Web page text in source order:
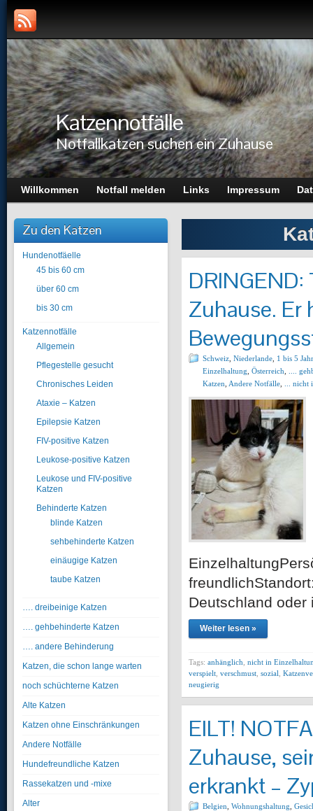
Katzennotfälle
Notfallkatzen suchen ein Zuhause
Willkommen Notfall melden Links Impressum
Zu den Katzen
Hundenotfäelle
45 bis 60 cm
über 60 cm
bis 30 cm
Katzennotfälle
Allgemein
Pflegestelle gesucht
Chronisches Leiden
Ataxie – Katzen
Epilepsie Katzen
FIV-positive Katzen
Leukose-positive Katzen
Leukose und FIV-positive
Katzen
Behinderte Katzen
blinde Katzen
sehbehinderte Katzen
einäugige Katzen
taube Katzen
…. dreibeinige Katzen
…. gehbehinderte Katzen
…. andere Behinderung
Katzen, die schon lange warten
noch schüchterne Katzen
Alte Katzen
Katzen ohne Einschränkungen
Andere Notfälle
Hundefreundliche Katzen
Rassekatzen und -mixe
Alter
Zuhause. Er
Schweiz Niederlande 1 bis 5
Einzelhaltung Österreich
....
Katzen Andere Notfälle ...
Deutschland
Weiter lesen »
Tags: anhänglich nicht in
verspielt verschmust sozial
neugierig
EILT!
Zuhause,
erkrankt –
Belgien Wohnungshaltung